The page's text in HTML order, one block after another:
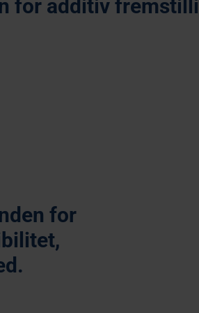
for additiv
for